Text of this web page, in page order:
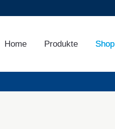
Home Produkte Shop